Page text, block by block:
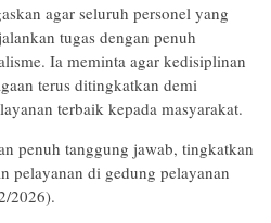
agar seluruh personel yang
tugas dengan penuh
Ia meminta agar kedisiplinan
terus ditingkatkan demi
terbaik kepada masyarakat.
penuh tanggung jawab, tingkatkan
pelayanan di gedung pelayanan
2026).